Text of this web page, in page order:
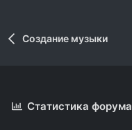
Создание музыки
Статистика форума